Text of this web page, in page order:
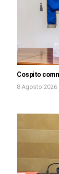
Cospito
8 Agosto 2026